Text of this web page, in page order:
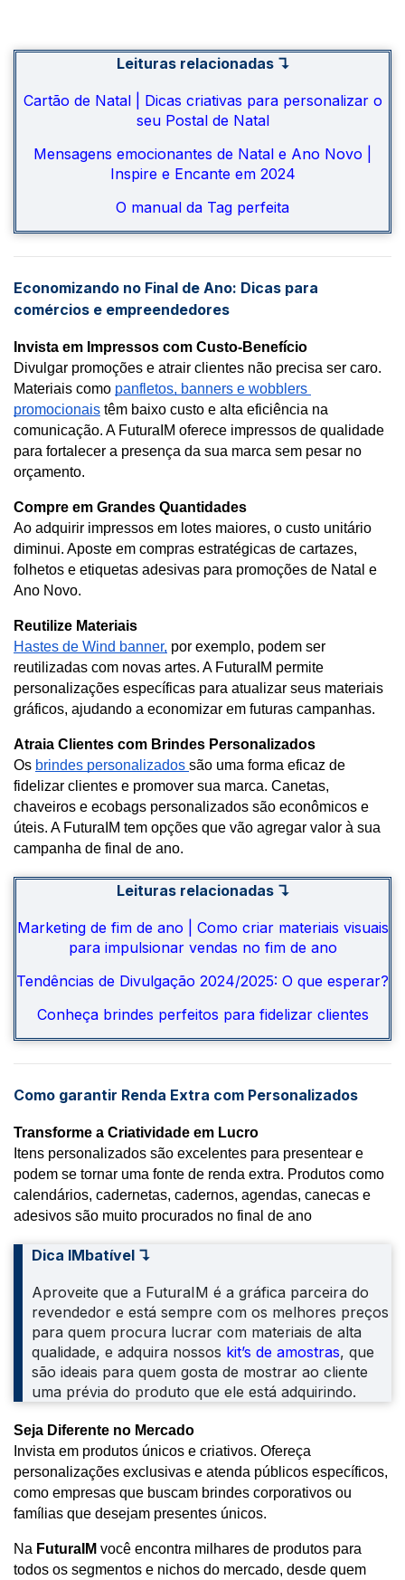
Leituras relacionadas ↴
Cartão de Natal | Dicas criativas para personalizar o
seu Postal de Natal
Mensagens emocionantes de Natal e Ano Novo |
Inspire e Encante em 2024
O manual da Tag perfeita
Economizando no Final de Ano: Dicas para
comércios e empreendedores
Invista em Impressos com Custo-Benefício
Divulgar promoções e atrair clientes não precisa ser caro.
Materiais como panfletos, banners e wobblers
promocionais têm baixo custo e alta eficiência na
comunicação. A FuturaIM oferece impressos de qualidade
para fortalecer a presença da sua marca sem pesar no
orçamento.
Compre em Grandes Quantidades
Ao adquirir impressos em lotes maiores, o custo unitário
diminui. Aposte em compras estratégicas de cartazes,
folhetos e etiquetas adesivas para promoções de Natal e
Ano Novo.
Reutilize Materiais
Hastes de Wind banner, por exemplo, podem ser
reutilizadas com novas artes. A FuturaIM permite
personalizações específicas para atualizar seus materiais
gráficos, ajudando a economizar em futuras campanhas.
Atraia Clientes com Brindes Personalizados
Os brindes personalizados são uma forma eficaz de
fidelizar clientes e promover sua marca. Canetas,
chaveiros e ecobags personalizados são econômicos e
úteis. A FuturaIM tem opções que vão agregar valor à sua
campanha de final de ano.
Leituras relacionadas ↴
Marketing de fim de ano | Como criar materiais visuais
para impulsionar vendas no fim de ano
Tendências de Divulgação 2024/2025: O que esperar?
Conheça brindes perfeitos para fidelizar clientes
Como garantir Renda Extra com Personalizados
Transforme a Criatividade em Lucro
Itens personalizados são excelentes para presentear e
podem se tornar uma fonte de renda extra. Produtos como
calendários, cadernetas, cadernos, agendas, canecas e
adesivos são muito procurados no final de ano
Dica IMbatível ↴
Aproveite que a FuturaIM é a gráfica parceira do
revendedor e está sempre com os melhores preços
para quem procura lucrar com materiais de alta
qualidade, e adquira nossos kit’s de amostras, que
são ideais para quem gosta de mostrar ao cliente
uma prévia do produto que ele está adquirindo.
Seja Diferente no Mercado
Invista em produtos únicos e criativos. Ofereça
personalizações exclusivas e atenda públicos específicos,
como empresas que buscam brindes corporativos ou
famílias que desejam presentes únicos.
Na FuturaIM você encontra milhares de produtos para
todos os segmentos e nichos do mercado, desde quem